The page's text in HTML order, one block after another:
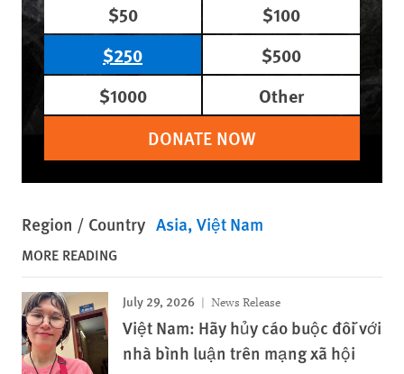
$50
$100
$250
$500
$1000
Other
DONATE NOW
Region / Country Asia Việt Nam
MORE READING
July 29, 2026 News Release
Việt Nam: Hãy hủy cáo buộc đối với
nhà bình luận trên mạng xã hội